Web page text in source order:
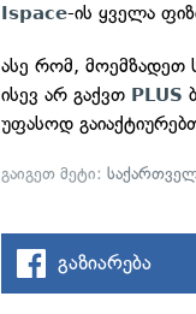
Ispace-ის ყველა
ასე რომ, მოემზადეთ
ისევ არ გაქვთ PLUS
უფასოდ
გაიგეთ მეტი:
გაზიარება